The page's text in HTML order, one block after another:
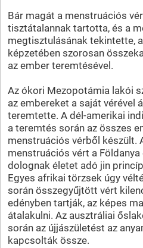
Bár magát a menstruációs
tisztátalannak tartotta, és a
megtisztulásának tekintette,
képzetében szorosan
az ember teremtésével.
Az ókori Mezopotámia lakói
az embereket a saját vérével
teremtette. A dél-amerikai
a teremtés során az összes
menstruációs vérből készült.
menstruációs vért a
dolognak életet adó jin
Egyes afrikai törzsek úgy
során összegyűjtött vért
edényben tartják, az képes
átalakulni. Az ausztráliai
során az újjászületést az
kapcsolták össze.